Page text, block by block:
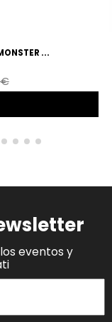
...
€
eventos y